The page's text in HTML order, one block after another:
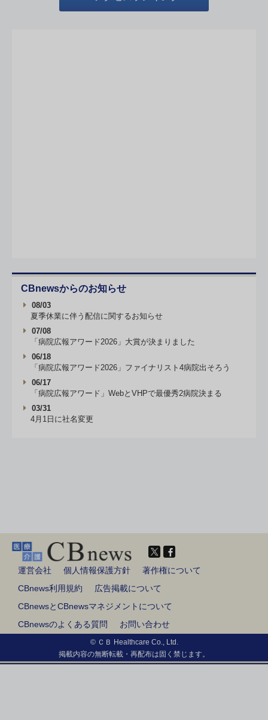
CBnewsからのお知らせ
08/03
夏季休業に伴う配信に関するお知らせ
07/08
「病院広報アワード2026」大賞が決まりました
06/18
「病院広報アワード2026」ファイナリスト4病院出そろう
06/17
「病院広報アワード」WebとVHPで最優秀2病院決まる
03/31
4月1日に社名変更
運営会社 個人情報保護方針
著作権について
CBnews利用規約
広告掲載について
CBnewsとCBnewsマネジメントについて
CBnewsのよくある質問
お問い合わせ
© ＣＢ Healthcare Co., Ltd.
掲載内容の無断転載・再配布は固く禁じます。